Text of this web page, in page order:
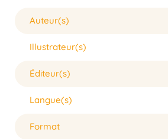
Auteur(s)
Illustrateur(s)
Éditeur(s)
Langue(s)
Format